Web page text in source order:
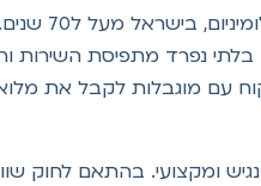
חברת קליל, הינה החברה
בלתי נפרד מתפיסת השירות
עם מוגבלות לקבל את
ומקצועי. בהתאם לחוק